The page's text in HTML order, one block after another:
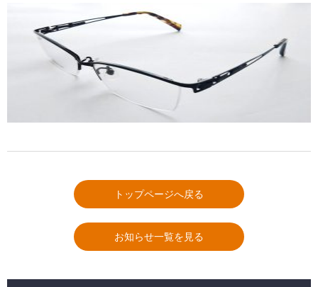
トップページへ戻る
お知らせ一覧を見る